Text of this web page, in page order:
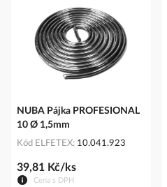
NUBA Pájka PROFESIONAL
10 Ø 1,5mm
Kód ELFETEX 10.041.923
Cena s DPH
39,81 Kč/ks